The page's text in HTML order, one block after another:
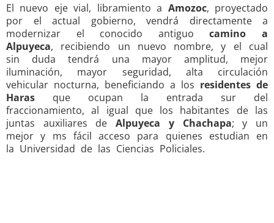
El nuevo eje vial, libramiento a Amozoc, proyectado
por el actual gobierno, vendrá directamente a
modernizar el conocido antiguocamino a
Alpuyeca, recibiendo un nuevo nombre, y el cual
sin duda tendrá una mayor amplitud, mejor
iluminación, mayor seguridad, alta circulación
vehicular nocturna, beneficiando a los residentes de
Haras que ocupan la entrada sur del
fraccionamiento, al igual que los habitantes de las
juntas auxiliares deAlpuyeca y Chachapa; y un
mejor y ms fácil acceso para quienes estudian en
la Universidad de las Ciencias Policiales.